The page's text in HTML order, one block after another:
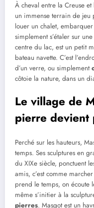
À cheval entre la Creuse et
un immense terrain de jeu
louer un chalet,
simplement s’étaler sur
centre du lac, est un petit
bateau navette. C’est
d’un verre, ou simplement
côtoie la nature, dans un
Le village de
pierre devient
Perché sur les hauteurs,
temps. Ses sculptures en
du XIXe siècle, ponctuent
amis, c’est comme
prend le temps, on écoute
même s’initier à la
pierres. Masgot est un